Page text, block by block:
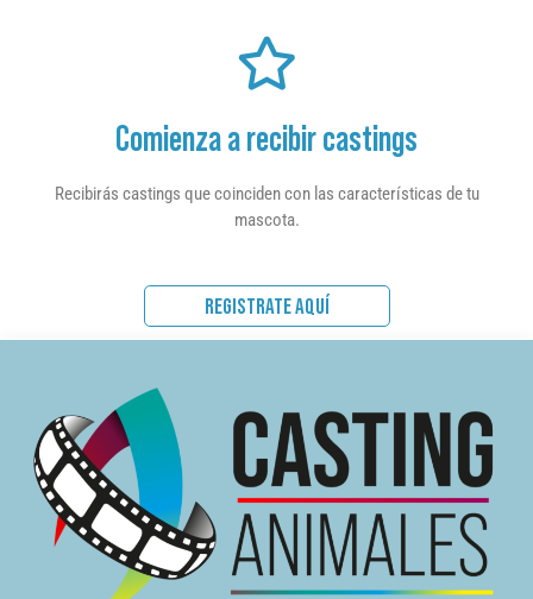
Comienza a recibir castings
Recibirás castings que coinciden con las características de tu
mascota.
REGISTRATE AQUÍ